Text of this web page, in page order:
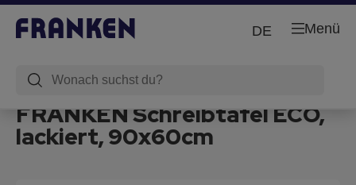
Menü
DE
FRANKEN Schreibtafel ECO,
lackiert, 90x60cm